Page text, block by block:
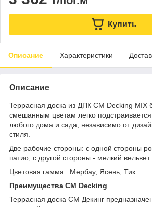
Купить
Описание Характеристики
Описание
Террасная доска из ДПК CM Decking MIX
смешанным цветам легко
любого дома и сада, независимо от
стиля.
Две рабочие стороны: с одной стороны
патио, с другой стороны - мелкий вельвет.
Цветовая гамма: Мербау, Ясень, Тик
Преимущества CM Decking
Террасная доска СМ Декинг